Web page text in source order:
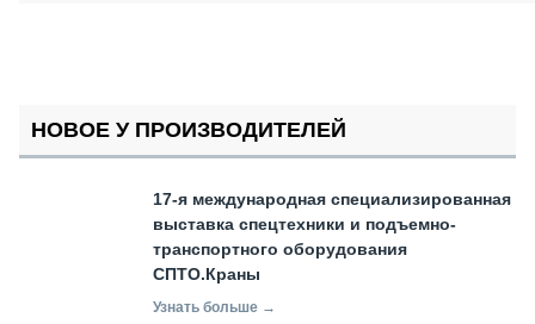
НОВОЕ У ПРОИЗВОДИТЕЛЕЙ
17-я международная специализированная
выставка спецтехники и подъемно-
транспортного оборудования
СПТО.Краны
Узнать больше →